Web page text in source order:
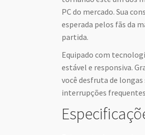
PC do mercado. Sua
esperada pelos fãs da
partida.
Equipado com
estável e responsiva.
você desfruta de longas
interrupções